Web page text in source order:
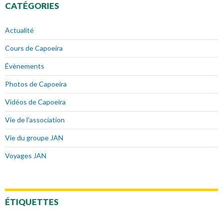
CATÉGORIES
Actualité
Cours de Capoeira
Évènements
Photos de Capoeira
Vidéos de Capoeira
Vie de l'association
Vie du groupe JAN
Voyages JAN
ÉTIQUETTES